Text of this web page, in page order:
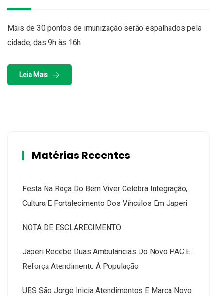
Mais de 30 pontos de imunização serão espalhados pela
cidade, das 9h às 16h
Leia Mais
Matérias Recentes
Festa Na Roça Do Bem Viver Celebra Integração,
Cultura E Fortalecimento Dos Vínculos Em Japeri
NOTA DE ESCLARECIMENTO
Japeri Recebe Duas Ambulâncias Do Novo PAC E
Reforça Atendimento À População
UBS São Jorge Inicia Atendimentos E Marca Novo